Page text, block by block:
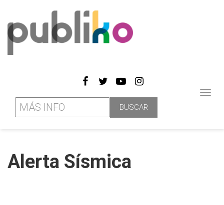
Alerta Sísmica